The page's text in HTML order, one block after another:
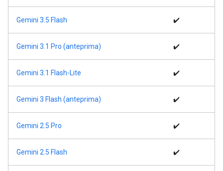
Gemini 3.5 Flash ✔️
Gemini 3.1 Pro (anteprima) ✔️
Gemini 3.1 Flash-Lite ✔️
Gemini 3 Flash (anteprima) ✔️
Gemini 2.5 Pro ✔️
Gemini 2.5 Flash ✔️